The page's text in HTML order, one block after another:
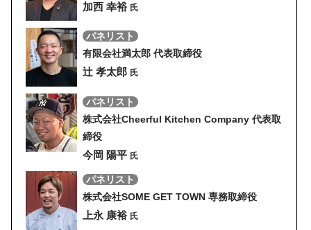
加西 幸裕 氏
パネリスト
有限会社満太郎 代表取締役
辻󠄀 孝太郎 氏
パネリスト
株式会社Cheerful Kitchen Company 代表取
締役
今岡 陽平 氏
パネリスト
株式会社SOME GET TOWN 専務取締役
上永 康裕 氏